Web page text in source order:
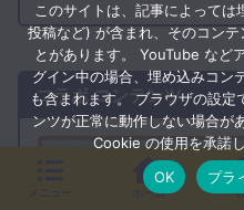
コラボ コンテンツ
ホーム
このサイトは、記事によっては
投稿など) が含まれ、そのコン
とがあります。 YouTube など
グイン中の場合、埋め込みコン
も含まれます。 ブラウザの設
ンツが正常に動作しない場合が
Cookie の使用を承諾
OK
プラ